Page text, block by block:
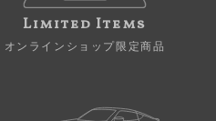
Limited Items
オンラインショップ限定商品